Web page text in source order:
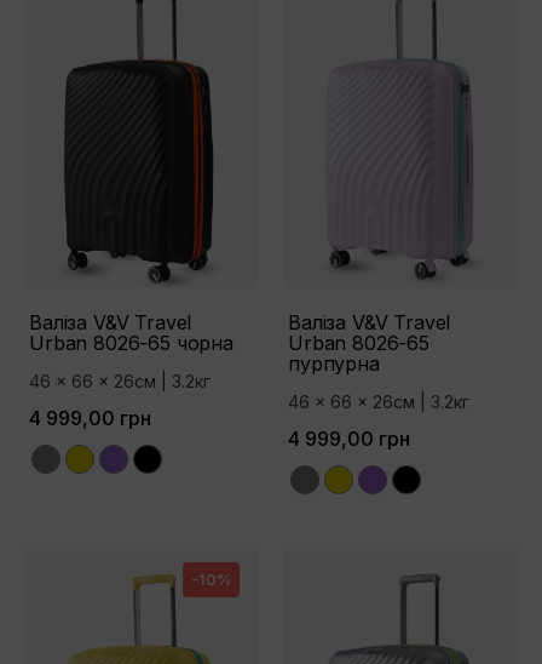
Валіза V&V Travel
Urban 8026-65 чорна
46 x 66 x 26см | 3.2кг
4 999,00 грн
GreyYellowPurpleBlack
Валіза V&V Travel
Urban 8026-65
пурпурна
46 x 66 x 26см | 3.2кг
4 999,00 грн
GreyYellowPurpleBlack
-10%